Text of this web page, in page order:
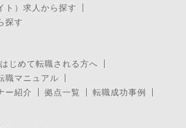
ト）求人から探す
探す
はじめて転職される方へ
職マニュアル
ー紹介
拠点一覧
転職成功事例